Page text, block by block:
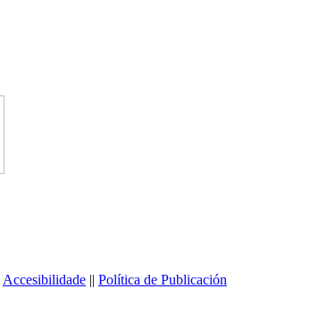
Accesibilidade || Política de Publicación